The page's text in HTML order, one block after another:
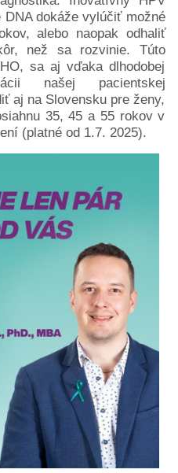
dokáže vylúčiť možné
alebo naopak odhaliť
než sa rozvinie. Túto
sa aj vďaka dlhodobej
našej pacientskej
aj na Slovensku pre ženy,
35, 45 a 55 rokov v
(platné od 1.7. 2025).